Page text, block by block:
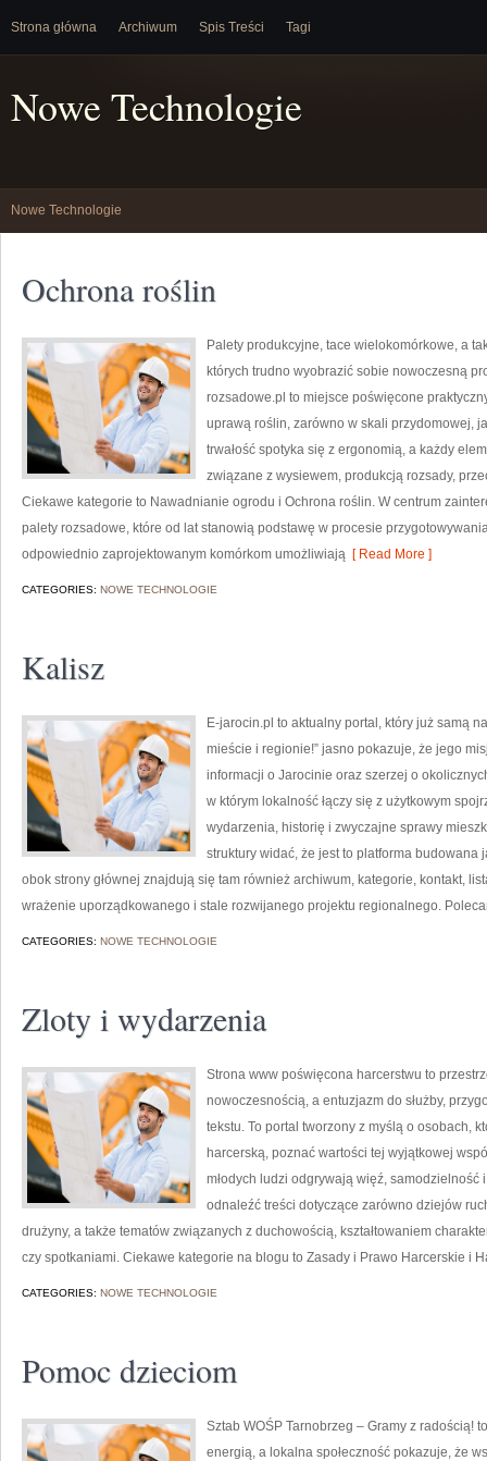
Strona główna Archiwum Spis Treści Tagi
Nowe Technologie
Nowe Technologie
Ochrona roślin
Palety produkcyjne, tace wielokomórkowe, a
których trudno wyobrazić sobie nowoczesną
rozsadowe.pl to miejsce poświęcone
uprawą roślin, zarówno w skali przydomowej,
trwałość spotyka się z ergonomią, a każdy
związane z wysiewem, produkcją rozsady,
Ciekawe kategorie to Nawadnianie ogrodu i Ochrona roślin. W centrum
palety rozsadowe, które od lat stanowią podstawę w procesie
odpowiednio zaprojektowanym komórkom umożliwiają [ Read More ]
CATEGORIES: NOWE TECHNOLOGIE
Kalisz
E-jarocin.pl to aktualny portal, który już samą
mieście i regionie!” jasno pokazuje, że jego
informacji o Jarocinie oraz szerzej o
w którym lokalność łączy się z użytkowym
wydarzenia, historię i zwyczajne sprawy
struktury widać, że jest to platforma
obok strony głównej znajdują się tam również archiwum, kategorie, kontakt,
wrażenie uporządkowanego i stale rozwijanego projektu regionalnego.
CATEGORIES: NOWE TECHNOLOGIE
Zloty i wydarzenia
Strona www poświęcona harcerstwu to
nowoczesnością, a entuzjazm do służby,
tekstu. To portal tworzony z myślą o osobach,
harcerską, poznać wartości tej wyjątkowej
młodych ludzi odgrywają więź, samodzielność
odnaleźć treści dotyczące zarówno dziejów
drużyny, a także tematów związanych z duchowością, kształtowaniem
czy spotkaniami. Ciekawe kategorie na blogu to Zasady i Prawo Harcerskie i
CATEGORIES: NOWE TECHNOLOGIE
Pomoc dzieciom
Sztab WOŚP Tarnobrzeg – Gramy z radością!
energią, a lokalna społeczność pokazuje, że